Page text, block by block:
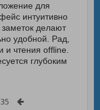
для
интуитивно
делают
удобной. Рад,
и чтения offline.
глубоким